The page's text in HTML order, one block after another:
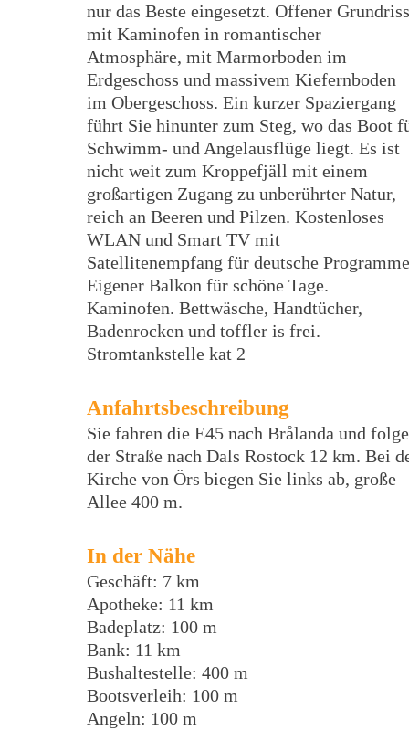
nur das Beste eingesetzt. Offener Grundriss
mit Kaminofen in romantischer
Atmosphäre, mit Marmorboden im
Erdgeschoss und massivem Kiefernboden
im Obergeschoss. Ein kurzer Spaziergang
führt Sie hinunter zum Steg, wo das Boot
Schwimm- und Angelausflüge liegt. Es ist
nicht weit zum Kroppefjäll mit einem
großartigen Zugang zu unberührter Natur,
reich an Beeren und Pilzen. Kostenloses
WLAN und Smart TV mit
Satellitenempfang für deutsche
Eigener Balkon für schöne Tage.
Kaminofen. Bettwäsche, Handtücher,
Badenrocken und toffler is frei.
Stromtankstelle kat 2
Anfahrtsbeschreibung
Sie fahren die E45 nach Brålanda und
der Straße nach Dals Rostock 12 km. Bei
Kirche von Örs biegen Sie links ab, große
Allee 400 m.
In der Nähe
Geschäft: 7 km
Apotheke: 11 km
Badeplatz: 100 m
Bank: 11 km
Bushaltestelle: 400 m
Bootsverleih: 100 m
Angeln: 100 m